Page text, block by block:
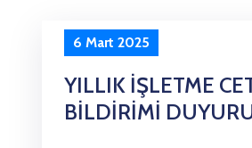
6 Mart 2025
YILLIK İŞLETME
BİLDİRİMİ